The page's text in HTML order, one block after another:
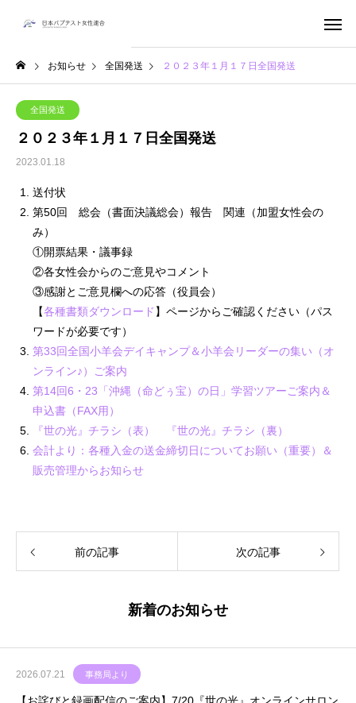
お知らせ 全国発送 ２０２３年１月１７日全国発送
全国発送
２０２３年１月１７日全国発送
2023.01.18
送付状
第50回 総会（書面決議総会）報告 関連（加盟女性会の
み）
①開票結果・議事録
②各女性会からのご意見やコメント
③感謝とご意見欄への応答（役員会）
【各種書類ダウンロード 】ページからご確認ください（パス
ワードが必要です）
第33回全国小羊会デイキャンプ＆小羊会リーダーの集い（オ
ンライン♪）ご案内
第14回6・23「沖縄（命どぅ宝）の日」学習ツアーご案内＆
申込書（FAX用）
『世の光』チラシ（表）
『世の光』チラシ（裏）
会計より：各種入金の送金締切日についてお願い（重要）＆
販売管理からお知らせ
前の記事 次の記事
新着のお知らせ
2026.07.21 事務局より